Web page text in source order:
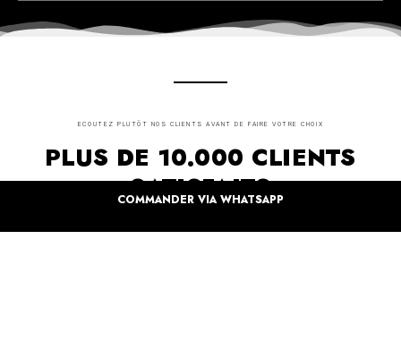
ECOUTEZ PLUTÔT NOS CLIENTS AVANT DE FAIRE VOTRE CHOIX
PLUS DE 10.000 CLIENTS
SATISFAITS
Inspirez-vous de la manière dont nos coffrets sont offertes à travers le monde. Grâce à
COMMANDER VIA WHATSAPP